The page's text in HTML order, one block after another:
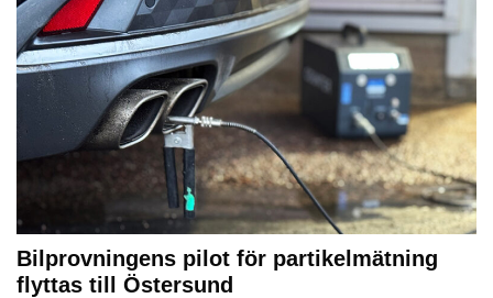
Bilprovningens pilot för partikelmätning
flyttas till Östersund